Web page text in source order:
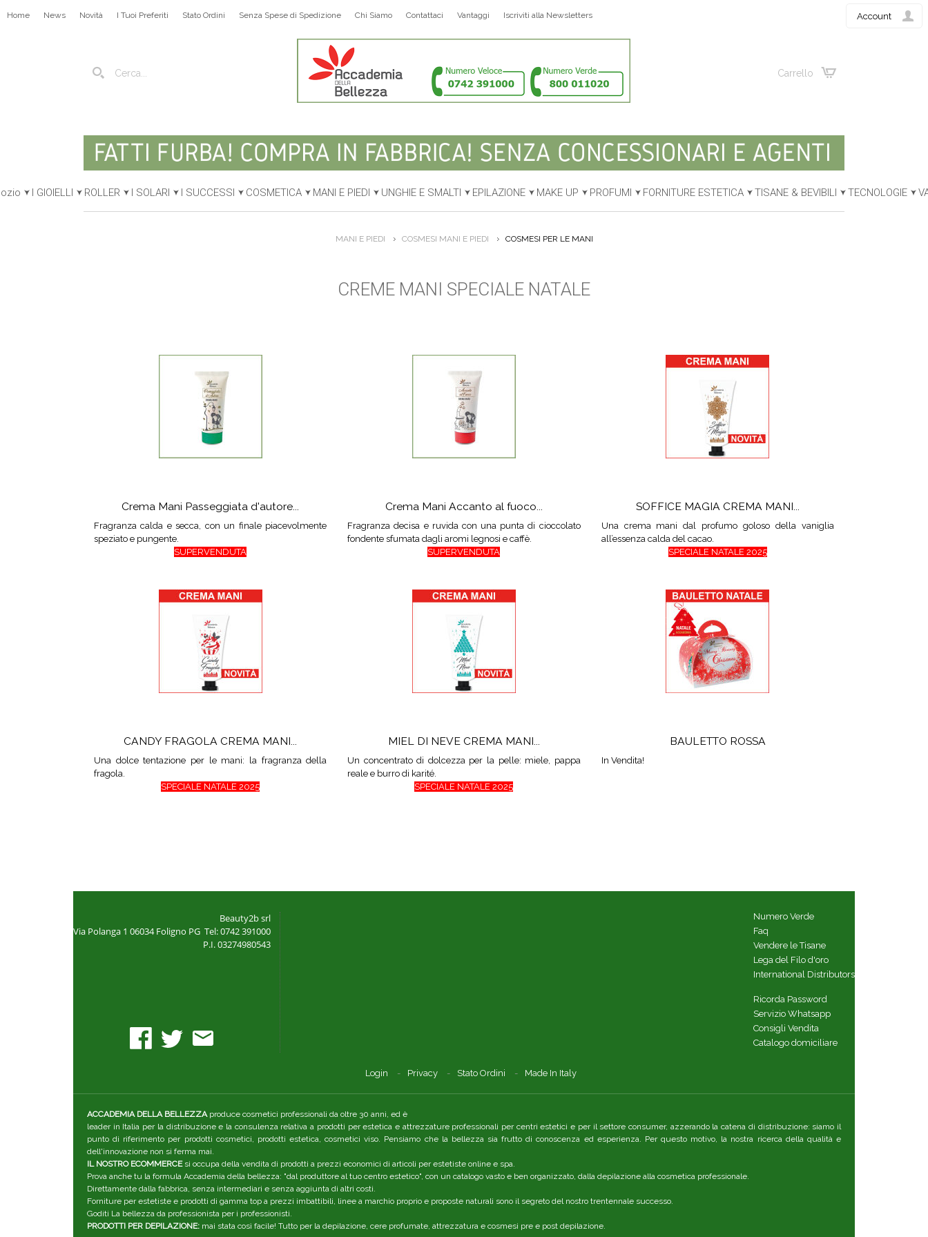
Carrello
Account
Home News Novità I Tuoi Preferiti Stato Ordini Senza Spese di Spedizione Chi Siamo Contattaci Vantaggi Iscriviti alla Newsletters
I GIOIELLI ROLLER I SOLARI I SUCCESSI COSMETICA MANI E PIEDI UNGHIE E SMALTI EPILAZIONE MAKE UP PROFUMI FORNITURE ESTETICA TISANE & BEVIBILI TECNOLOGIE
MANI E PIEDI COSMESI MANI E PIEDI COSMESI PER LE MANI
CREME MANI SPECIALE NATALE
Crema Mani Passeggiata d'autore...
Fragranza calda e secca, con un finale piacevolmente
speziato e pungente.
SUPERVENDUTA
Crema Mani Accanto al fuoco...
Fragranza decisa e ruvida con una punta di cioccolato
fondente sfumata dagli aromi legnosi e caffè.
SUPERVENDUTA
SOFFICE MAGIA CREMA MANI...
Una crema mani dal profumo goloso della vaniglia
all’essenza calda del cacao.
SPECIALE NATALE 2025
CANDY FRAGOLA CREMA MANI...
Una dolce tentazione per le mani: la fragranza della
fragola.
SPECIALE NATALE 2025
MIEL DI NEVE CREMA MANI...
Un concentrato di dolcezza per la pelle: miele, pappa
reale e burro di karité.
SPECIALE NATALE 2025
BAULETTO ROSSA
In Vendita!
Beauty2b srl
Via Polanga 1 06034 Foligno PG Tel: 0742 391000
P.I. 03274980543
Numero Verde
Faq
Vendere le Tisane
Lega del Filo d'oro
International Distributors
Ricorda Password
Servizio Whatsapp
Consigli Vendita
Catalogo domiciliare
Login Privacy Stato Ordini Made In Italy
ACCADEMIA DELLA BELLEZZAproduce cosmetici professionali da oltre 30 anni, ed è
leader in Italia per la distribuzione e la consulenza relativa a prodotti per estetica e attrezzature professionali per centri estetici e per il settore consumer, azzerando la catena di distribuzione: siamo il
punto di riferimento per prodotti cosmetici, prodotti estetica, cosmetici viso. Pensiamo che la bellezza sia frutto di conoscenza ed esperienza. Per questo motivo, la nostra ricerca della qualità e
dell'innovazione non si ferma mai.
IL NOSTRO ECOMMERCEsi occupa della vendita di prodotti a prezzi economici di articoli per estetiste online e spa.
Prova anche tu la formula Accademia della bellezza: "dal produttore al tuo centro estetico", con un catalogo vasto e ben organizzato, dalla depilazione alla cosmetica professionale.
Direttamente dalla fabbrica, senza intermediari e senza aggiunta di altri costi.
Forniture per estetiste e prodotti di gamma top a prezzi imbattibili, linee a marchio proprio e proposte naturali sono il segreto del nostro trentennale successo.
Goditi La bellezza da professionista per i professionisti.
PRODOTTI PER DEPILAZIONE: mai stata così facile! Tutto per la depilazione, cere profumate, attrezzatura e cosmesi pre e post depilazione.